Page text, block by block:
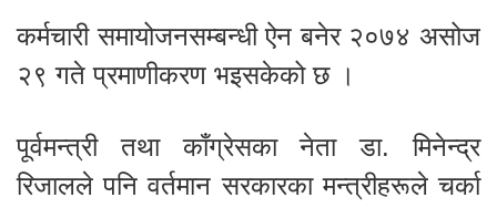
कर्मचारी समायोजनसम्बन्धी ऐन बनेर २०७४ असोज
२९ गते प्रमाणीकरण भइसकेको छ ।
पूर्वमन्त्री तथा काँग्रेसका नेता डा. मिनेन्द्र
रिजालले पनि वर्तमान सरकारका मन्त्रीहरूले चर्का